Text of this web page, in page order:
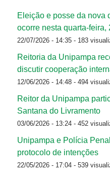
Eleição e posse da nova
ocorre nesta quarta-feira,
22/07/2026 - 14:35 - 183
Reitoria da Unipampa
discutir cooperação
12/06/2026 - 14:48 - 494
Reitor da Unipampa
Santana do Livramento
03/06/2026 - 13:24 - 452
Unipampa e Polícia
protocolo de intenções
22/05/2026 - 17:04 - 539